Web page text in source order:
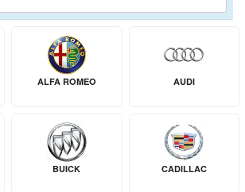
ALFA ROMEO AUDI
BUICK CADILLAC